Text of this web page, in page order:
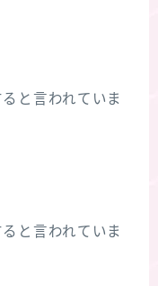
われていま
われていま